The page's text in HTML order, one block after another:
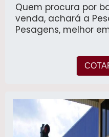
Quem procura por
venda, achará a
Pesagens, melhor